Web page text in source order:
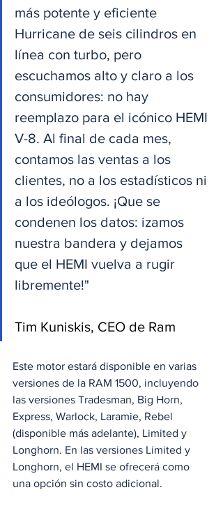
más potente y eficiente
Hurricane de seis cilindros en
línea con turbo, pero
escuchamos alto y claro a los
consumidores: no hay
reemplazo para el icónico HEMI
V-8. Al final de cada mes,
contamos las ventas a los
clientes, no a los estadísticos ni
a los ideólogos. ¡Que se
condenen los datos: izamos
nuestra bandera y dejamos
que el HEMI vuelva a rugir
libremente!"
Tim Kuniskis, CEO de Ram
Este motor estará disponible en varias
versiones de la RAM 1500, incluyendo
las versiones Tradesman, Big Horn,
Express, Warlock, Laramie, Rebel
(disponible más adelante), Limited y
Longhorn. En las versiones Limited y
Longhorn, el HEMI se ofrecerá como
una opción sin costo adicional.